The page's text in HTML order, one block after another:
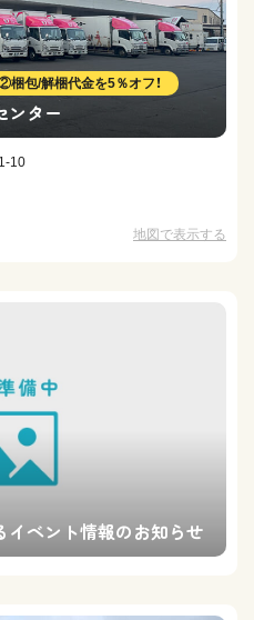
包/解梱代金を5％オフ！
ンター
10
地図で表示する
ベント情報のお知らせ